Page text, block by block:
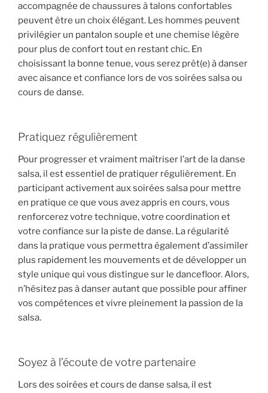
accompagnée de chaussures à talons confortables
peuvent être un choix élégant. Les hommes peuvent
privilégier un pantalon souple et une chemise légère
pour plus de confort tout en restant chic. En
choisissant la bonne tenue, vous serez prêt(e) à danser
avec aisance et confiance lors de vos soirées salsa ou
cours de danse.
Pratiquez régulièrement
Pour progresser et vraiment maîtriser l’art de la danse
salsa, il est essentiel de pratiquer régulièrement. En
participant activement aux soirées salsa pour mettre
en pratique ce que vous avez appris en cours, vous
renforcerez votre technique, votre coordination et
votre confiance sur la piste de danse. La régularité
dans la pratique vous permettra également d’assimiler
plus rapidement les mouvements et de développer un
style unique qui vous distingue sur le dancefloor. Alors,
n’hésitez pas à danser autant que possible pour affiner
vos compétences et vivre pleinement la passion de la
salsa.
Soyez à l’écoute de votre partenaire
Lors des soirées et cours de danse salsa, il est